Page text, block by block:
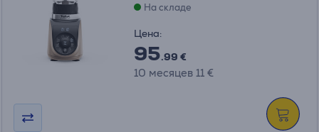
На складе
Цена:
95.99 €
10 месяцев 11 €